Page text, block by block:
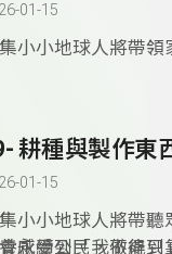
01-15
小小地球人將帶領
了，但如果我們希
自己也能為世界帶
未來最美好的投資。
耕種與製作東
01-15
小小地球人將帶聽
感受到「我做得到
永續公民，不能只